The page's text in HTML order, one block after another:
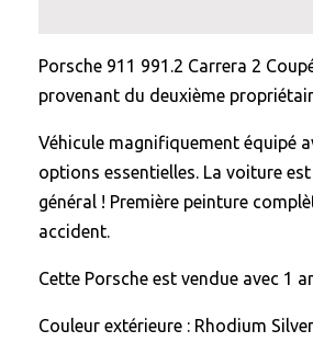
Porsche 911 991.2 Carrera 2
provenant du deuxième
Véhicule magnifiquement équipé
options essentielles. La voiture
général ! Première peinture
accident.
Cette Porsche est vendue avec 1
Couleur extérieure : Rhodium